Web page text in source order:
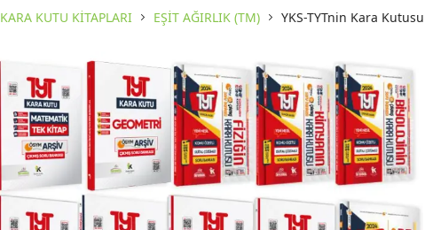
KARA KUTU KİTAPLARI
KARA KUTU
KARA KUTU KİTAPLARI
KARA KUTU
KARA KUTU KİTAPLARI
KARA KUTU KİTAPLARI EŞİT AĞIRLIK (TM) YKS-TYTnin Kara